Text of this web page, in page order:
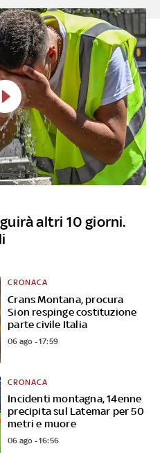
altri 10 giorni.
Crans Montana, procura
Sion respinge costituzione
parte civile Italia
CRONACA
06 ago - 17:59
Incidenti montagna, 14enne
precipita sul Latemar per 50
metri e muore
CRONACA
06 ago - 16:56